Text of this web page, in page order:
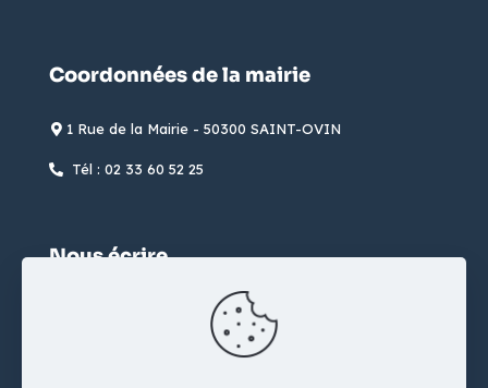
Coordonnées de la mairie
1 Rue de la Mairie - 50300 SAINT-OVIN
Tél : 02 33 60 52 25
Nous écrire
formulaire de contact